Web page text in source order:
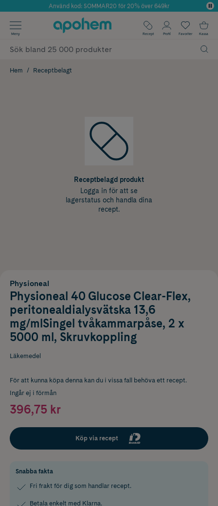
Årets Butik 2025 inom Skönhet
Använd kod: SOMMAR20 för 20% över 649kr
✓ Fri frakt
✓ Poäng på alla köp*
Meny Recept Profil Favoriter Kassa
Hem Receptbelagt
Receptbelagd produkt
Logga in för att se
lagerstatus och handla dina
recept.
Physioneal
Physioneal 40 Glucose Clear-Flex,
peritonealdialysvätska 13,6
mg/mlSingel tvåkammarpåse, 2 x
5000 ml, Skruvkoppling
Läkemedel
För att kunna köpa denna kan du i vissa fall behöva ett recept.
Ingår ej i förmån
396,75 kr
Köp via recept
Snabba fakta
Fri frakt för dig som handlar recept.
Betala enkelt med Klarna.